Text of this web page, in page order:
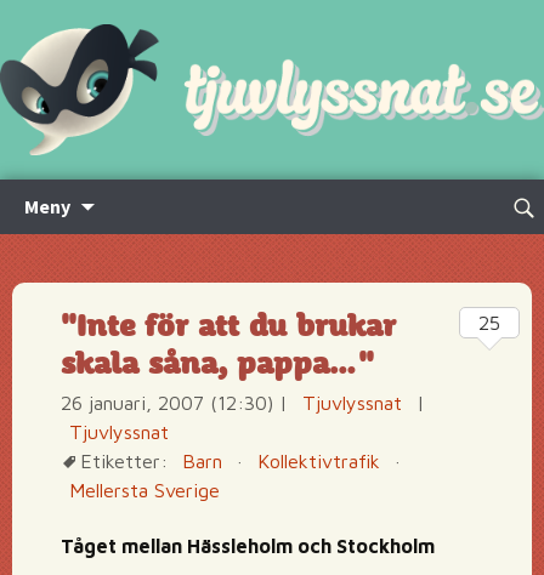
Meny
innehåll
Sök
"Inte för att du brukar
skala såna, pappa…"
26 januari, 2007 (12:30) | Tjuvlyssnat
|
Tjuvlyssnat
Etiketter:
Barn · Kollektivtrafik
·
Mellersta Sverige
Tåget mellan Hässleholm och Stockholm
25